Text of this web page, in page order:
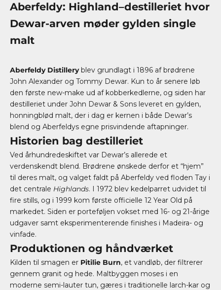
Aberfeldy: Highland–destilleriet hvor
Dewar-arven møder gylden single
malt
Aberfeldy Distilleryblev grundlagt i 1896 af brødrene
John Alexander og Tommy Dewar. Kun to år senere løb
den første new-make ud af kobberkedlerne, og siden har
destilleriet under John Dewar & Sons leveret en gylden,
honningblød malt, der i dag er kernen i både Dewar’s
blend og Aberfeldys egne prisvindende aftapninger.
Historien bag destilleriet
Ved århundredeskiftet var Dewar’s allerede et
verdenskendt blend. Brødrene ønskede derfor et “hjem”
til deres malt, og valget faldt på Aberfeldy ved floden Tay i
det centrale Highlands. I 1972 blev kedelparret udvidet til
fire stills, og i 1999 kom første officielle 12 Year Old på
markedet. Siden er porteføljen vokset med 16- og 21-årige
udgaver samt eksperimenterende finishes i Madeira- og
vinfade.
Produktionen og håndværket
Kilden til smagen er Pitilie Burn, et vandløb, der filtrerer
gennem granit og hede. Maltbyggen moses i en
moderne semi-lauter tun, gæres i traditionelle larch-kar og